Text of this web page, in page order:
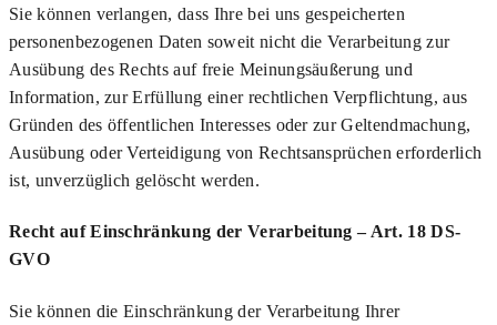
Sie können verlangen, dass Ihre bei uns gespeicherten
personenbezogenen Daten soweit nicht die Verarbeitung zur
Ausübung des Rechts auf freie Meinungsäußerung und
Information, zur Erfüllung einer rechtlichen Verpflichtung, aus
Gründen des öffentlichen Interesses oder zur Geltendmachung,
Ausübung oder Verteidigung von Rechtsansprüchen erforderlich
ist, unverzüglich gelöscht werden.
Recht auf Einschränkung der Verarbeitung – Art. 18 DS-
GVO
Sie können die Einschränkung der Verarbeitung Ihrer